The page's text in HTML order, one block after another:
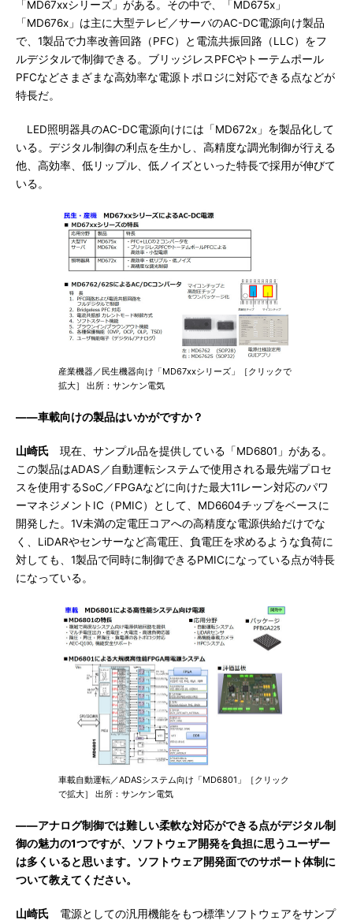
「MD67xxシリーズ」がある。その中で、「MD675x」
「MD676x」は主に大型テレビ／サーバのAC-DC電源向け製品
で、1製品で力率改善回路（PFC）と電流共振回路（LLC）をフ
ルデジタルで制御できる。ブリッジレスPFCやトーテムポール
PFCなどさまざまな高効率な電源トポロジに対応できる点などが
特長だ。
LED照明器具のAC-DC電源向けには「MD672x」を製品化して
いる。デジタル制御の利点を生かし、高精度な調光制御が行える
他、高効率、低リップル、低ノイズといった特長で採用が伸びて
いる。
産業機器／民生機器向け「MD67xxシリーズ」［クリックで
拡大］ 出所：サンケン電気
――車載向けの製品はいかがですか？
山崎氏 現在、サンプル品を提供している「MD6801」がある。
この製品はADAS／自動運転システムで使用される最先端プロセ
スを使用するSoC／FPGAなどに向けた最大11レーン対応のパワ
ーマネジメントIC（PMIC）として、MD6604チップをベースに
開発した。1V未満の定電圧コアへの高精度な電源供給だけでな
く、LiDARやセンサーなど高電圧、負電圧を求めるような負荷に
対しても、1製品で同時に制御できるPMICになっている点が特長
になっている。
車載自動運転／ADASシステム向け「MD6801」［クリック
で拡大］ 出所：サンケン電気
――アナログ制御では難しい柔軟な対応ができる点がデジタル制
御の魅力の1つですが、ソフトウェア開発を負担に思うユーザー
は多くいると思います。ソフトウェア開発面でのサポート体制に
ついて教えてください。
山崎氏 電源としての汎用機能をもつ標準ソフトウェアをサンプ